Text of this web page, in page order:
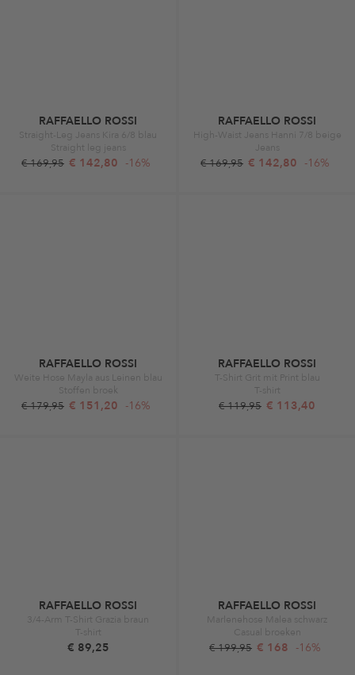
RAFFAELLO ROSSI
Straight-Leg Jeans Kira 6/8 blau
Straight leg jeans
€ 169,95 € 142,80 -16%
RAFFAELLO ROSSI
High-Waist Jeans Hanni 7/8 beige
Jeans
€ 169,95 € 142,80 -16%
RAFFAELLO ROSSI
Weite Hose Mayla aus Leinen blau
Stoffen broek
€ 179,95 € 151,20 -16%
RAFFAELLO ROSSI
T-Shirt Grit mit Print blau
T-shirt
€ 119,95 € 113,40
RAFFAELLO ROSSI
3/4-Arm T-Shirt Grazia braun
T-shirt
€ 89,25
RAFFAELLO ROSSI
Marlenehose Malea schwarz
Casual broeken
€ 199,95 € 168 -16%